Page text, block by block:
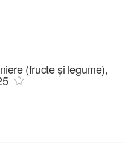
(fructe și legume),